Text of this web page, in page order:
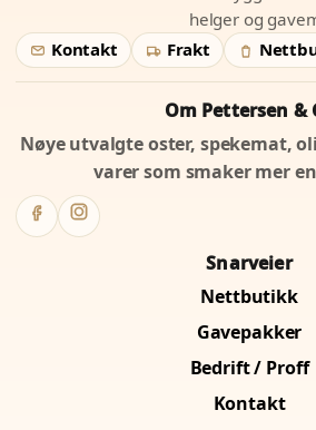
helger og
Kontakt
Frakt
Om Pettersen &
Nøye utvalgte oster, spekemat,
varer som smaker mer
Snarveier
Nettbutikk
Gavepakker
Bedrift / Proff
Kontakt